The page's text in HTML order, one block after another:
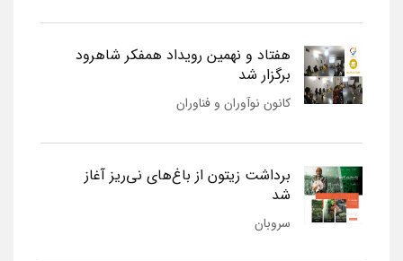
هفتاد و نهمین رویداد همفکر شاهرود
برگزار شد
کانون نوآوران و فناوران
برداشت زیتون از باغ‌های نی‌ریز آغاز
شد
سروبان